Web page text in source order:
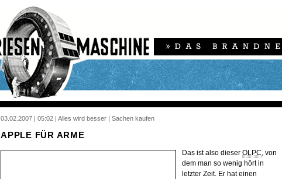
03.02.2007 | 05:02 | Alles wird besser | Sachen kaufen
APPLE FÜR ARME
Das ist also dieser OLPC, von
dem man so wenig hört in
letzter Zeit. Er hat einen